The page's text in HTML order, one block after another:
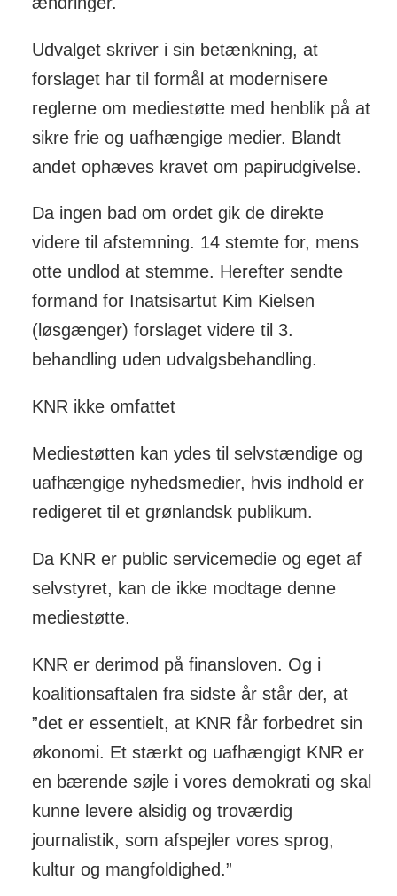
Udvalget skriver i sin betænkning, at
forslaget har til formål at modernisere
reglerne om mediestøtte med henblik på at
sikre frie og uafhængige medier. Blandt
andet ophæves kravet om papirudgivelse.
Da ingen bad om ordet gik de direkte
videre til afstemning. 14 stemte for, mens
otte undlod at stemme. Herefter sendte
formand for Inatsisartut Kim Kielsen
(løsgænger) forslaget videre til 3.
behandling uden udvalgsbehandling.
KNR ikke omfattet
Mediestøtten kan ydes til selvstændige og
uafhængige nyhedsmedier, hvis indhold er
redigeret til et grønlandsk publikum.
Da KNR er public servicemedie og eget af
selvstyret, kan de ikke modtage denne
mediestøtte.
KNR er derimod på finansloven. Og i
koalitionsaftalen fra sidste år står der, at
”det er essentielt, at KNR får forbedret sin
økonomi. Et stærkt og uafhængigt KNR er
en bærende søjle i vores demokrati og skal
kunne levere alsidig og troværdig
journalistik, som afspejler vores sprog,
kultur og mangfoldighed.”